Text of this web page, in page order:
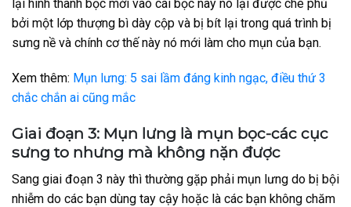
lại hình thành bọc mới vào cái bọc này nó lại được che phủ
bởi một lớp thượng bì dày cộp và bị bít lại trong quá trình bị
sưng nề và chính cơ thế này nó mới làm cho mụn của bạn.
Xem thêm: Mụn lưng: 5 sai lầm đáng kinh ngạc, điều thứ 3
chắc chắn ai cũng mắc
Giai đoạn 3: Mụn lưng là mụn bọc-các cục
sưng to nhưng mà không nặn được
Sang giai đoạn 3 này thì thường gặp phải mụn lưng do bị bội
nhiễm do các bạn dùng tay cậy hoặc là các bạn không chăm